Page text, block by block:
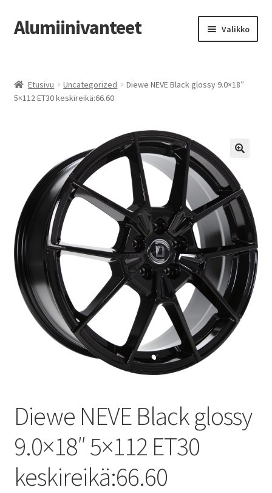
Siirry
navigointiin
Siirry
sisältöön
Alumiinivanteet Valikko
Kauppa
Vanteiden osto-opas
Auton renkaat
Yhteystiedot
Etusivu Uncategorized
Diewe NEVE Black glossy 9.0×18″
5×112 ET30 keskireikä:66.60
Diewe NEVE Black glossy
9.0×18″ 5×112 ET30
keskireikä:66.60